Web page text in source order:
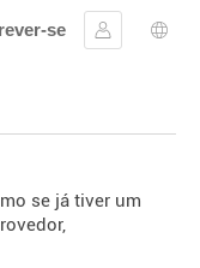
se
Assinar em
se já tiver um